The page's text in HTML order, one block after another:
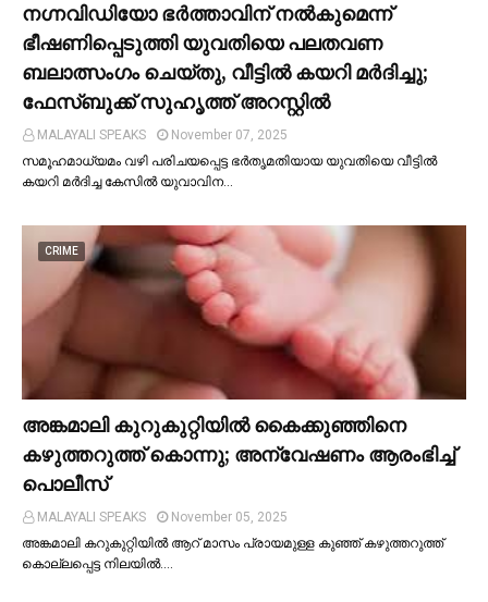
നഗ്നവിഡിയോ ഭര്‍ത്താവിന് നല്‍കുമെന്ന്
ഭീഷണിപ്പെടുത്തി യുവതിയെ പലതവണ
ബലാത്സംഗം ചെയ്തു, വീട്ടില്‍ കയറി മര്‍ദിച്ചു;
ഫേസ്ബുക്ക് സുഹൃത്ത് അറസ്റ്റില്‍
MALAYALI SPEAKS
November 07, 2025
സമൂഹമാധ്യമം വഴി പരിചയപ്പെട്ട ഭർതൃമതിയായ യുവതിയെ വീട്ടില്‍
കയറി മർദിച്ച കേസില്‍ യുവാവിന…
CRIME
അങ്കമാലി കുറുകുറ്റിയില്‍ കൈക്കുഞ്ഞിനെ
കഴുത്തറുത്ത് കൊന്നു; അന്വേഷണം ആരംഭിച്ച്‌
പൊലീസ്
MALAYALI SPEAKS
November 05, 2025
അങ്കമാലി കറുകുറ്റിയില്‍ ആറ് മാസം പ്രായമുള്ള കുഞ്ഞ് കഴുത്തറുത്ത്
കൊല്ലപ്പെട്ട നിലയില്‍.…